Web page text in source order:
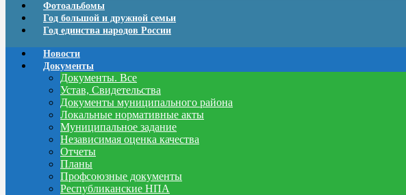
Фотоальбомы
Год большой и дружной семьи
Год единства народов России
Новости
Документы
Документы. Все
Устав, Свидетельства
Документы муниципального района
Локальные нормативные акты
Муниципальное задание
Независимая оценка качества
Отчеты
Планы
Профсоюзные документы
Республиканские НПА